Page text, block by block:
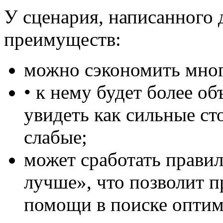
У сценария,
преимуществ:
можно сэкономить
• к нему будет более
увидеть как сильные
слабые;
может сработать
лучше», что позволит
помощи в поиске